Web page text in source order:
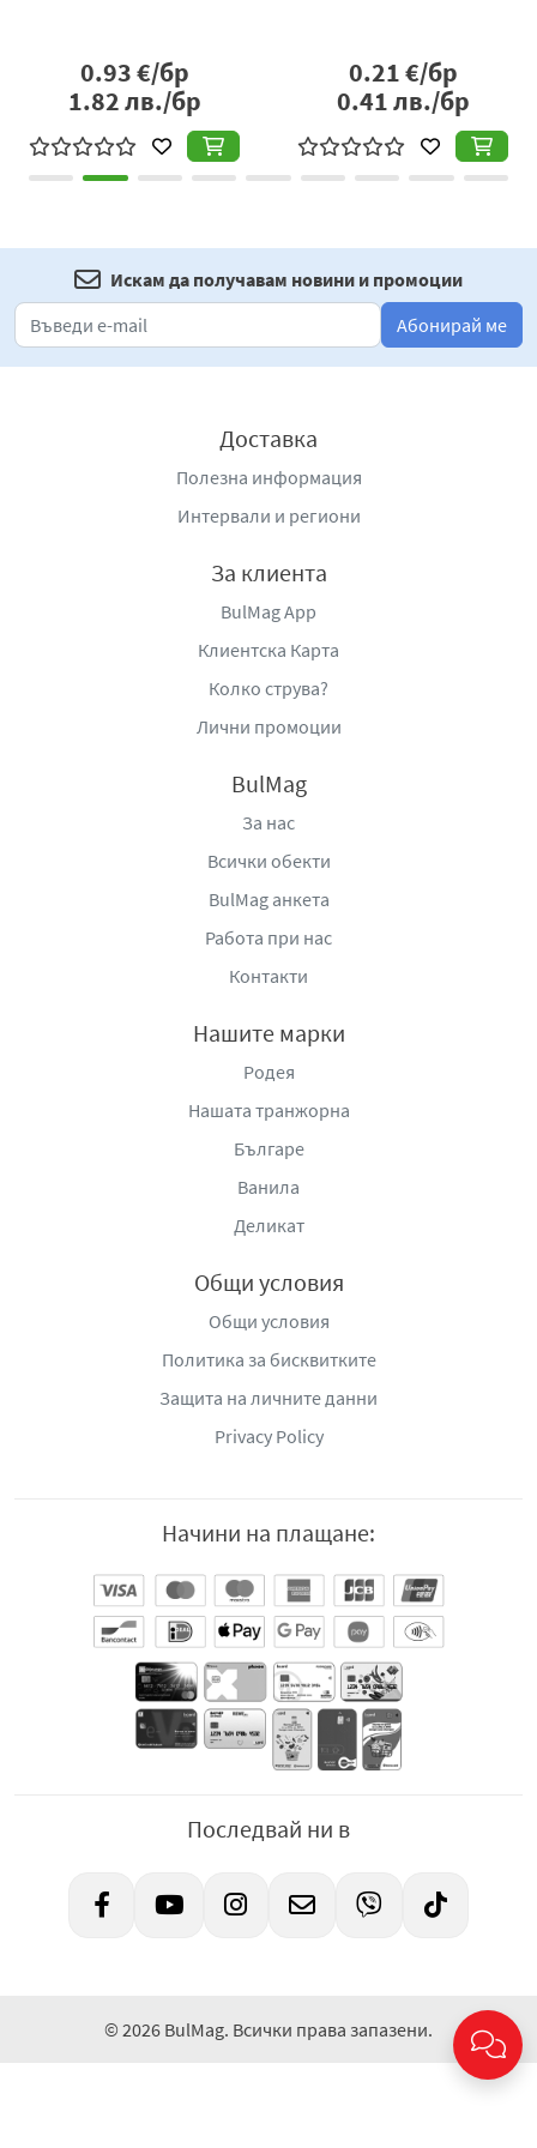
0.93€/бр
1.82лв./бр
0.21€/бр
0.41лв./бр
Искам да получавам новини и промоции
Абонирай ме
Доставка
Полезна информация
Интервали и региони
За клиента
BulMag App
Клиентска Карта
Колко струва?
Лични промоции
BulMag
За нас
Всички обекти
BulMag анкета
Работа при нас
Контакти
Нашите марки
Родея
Нашата транжорна
Българе
Ванила
Деликат
Общи условия
Общи условия
Политика за бисквитките
Защита на личните данни
Privacy Policy
Начини на плащане:
Последвай ни в
© 2026 BulMag. Всички права запазени.